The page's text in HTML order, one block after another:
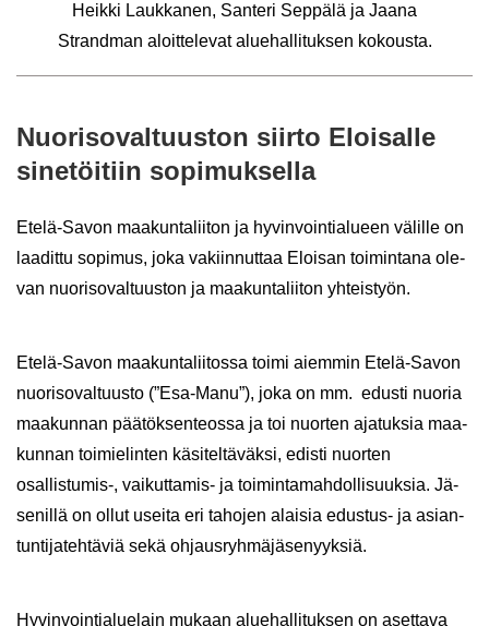
Heik­ki Lauk­ka­nen, San­te­ri Sep­pä­lä ja Jaana
Strand­man aloit­te­le­vat alue­hal­li­tuk­sen ko­kous­ta.
Nuo­ri­so­val­tuus­ton siir­to Eloi­sal­le
si­ne­töi­tiin so­pi­muk­sel­la
Etelä-​Savon maa­kun­ta­lii­ton ja hy­vin­voin­tia­lu­een vä­lil­le on
laa­dit­tu so­pi­mus, joka va­kiin­nut­taa Eloi­san toi­min­ta­na ole­
van nuo­ri­so­val­tuus­ton ja maa­kun­ta­lii­ton yh­teis­työn.
Etelä-​Savon maa­kun­ta­lii­tos­sa toimi ai­em­min Etelä-​Savon
nuo­ri­so­val­tuus­to (”Esa-​Manu”), joka on mm. edus­ti nuo­ria
maa­kun­nan pää­tök­sen­teos­sa ja toi nuor­ten aja­tuk­sia maa­
kun­nan toi­mie­lin­ten kä­si­tel­tä­väk­si, edis­ti nuor­ten
osallistumis-​, vaikuttamis-​ ja toi­min­ta­mah­dol­li­suuk­sia. Jä­
se­nil­lä on ollut usei­ta eri ta­ho­jen alai­sia edustus-​ ja asian­
tun­ti­ja­teh­tä­viä sekä oh­jaus­ryh­mä­jä­se­nyyk­siä.
Hy­vin­voin­tia­lue­lain mu­kaan alue­hal­li­tuk­sen on aset­ta­va